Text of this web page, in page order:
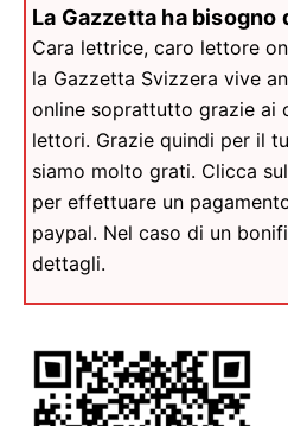
La Gazzetta ha bisogno
Cara lettrice, caro lettore
la Gazzetta Svizzera vive
online soprattutto grazie ai
lettori. Grazie quindi per il
siamo molto grati. Clicca
per effettuare un
paypal. Nel caso di un
dettagli.